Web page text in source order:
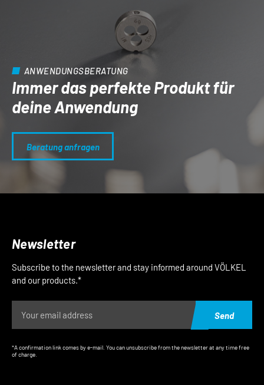
ANWENDUNGSBERATUNG
Immer das perfekte Produkt für
deine Anwendung
Beratung anfragen
Newsletter
Subscribe to the newsletter and stay informed around VÖLKEL
and our products.*
Send
*A confirmation link comes by e-mail. You can unsubscribe from the newsletter at any time free
of charge.